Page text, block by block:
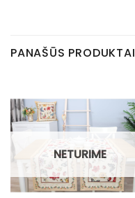
PANAŠŪS PRODUKTAI
NETURIME